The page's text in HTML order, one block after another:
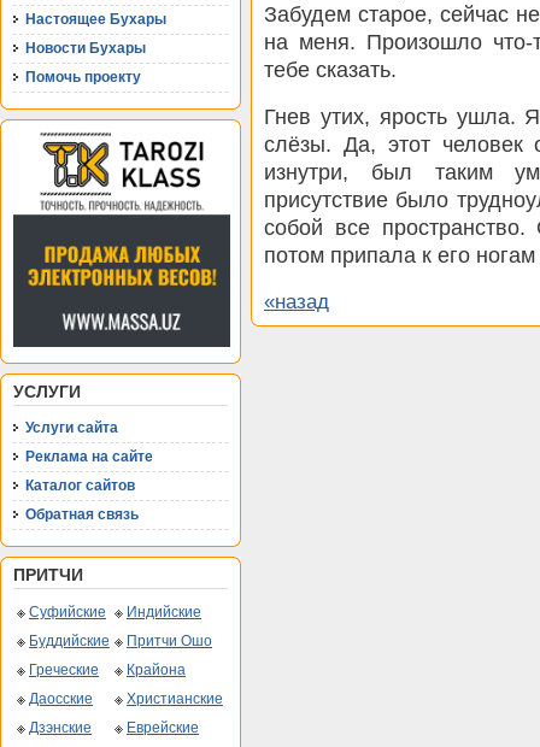
Настоящее Бухары
Новости Бухары
Помочь проекту
УСЛУГИ
Услуги сайта
Реклама на сайте
Каталог сайтов
Обратная связь
ПРИТЧИ
Суфийские
Индийские
Буддийские
Притчи Ошо
Греческие
Крайона
Даосские
Христианские
Дзэнские
Еврейские
Забудем старое, сейчас
на меня. Произошло
тебе сказать.
Гнев утих, ярость ушла.
слёзы. Да, этот человек
изнутри, был таким
присутствие было
собой все
потом припала к его
«назад